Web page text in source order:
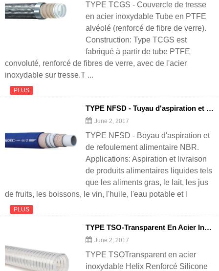
TYPE TCGS - Couvercle de tresse
en acier inoxydable Tube en PTFE
alvéolé (renforcé de fibre de verre).
Construction: Type TCGS est
fabriqué à partir de tube PTFE
convoluté, renforcé de fibres de verre, avec de l'acier
inoxydable sur tresse.T ...
PLUS
TYPE NFSD - Tuyau d'aspiration et de distribution alimentaire NBR
June 2, 2017
TYPE NFSD - Boyau d'aspiration et
de refoulement alimentaire NBR.
Applications: Aspiration et livraison
de produits alimentaires liquides tels
que les aliments gras, le lait, les jus
de fruits, les boissons, le vin, l'huile, l'eau potable et l
PLUS
TYPE TSO-Transparent En Acier Inoxydable Helix Renforcé Silicone Tuyau
June 2, 2017
TYPE TSOTransparent en acier
inoxydable Helix Renforcé Silicone